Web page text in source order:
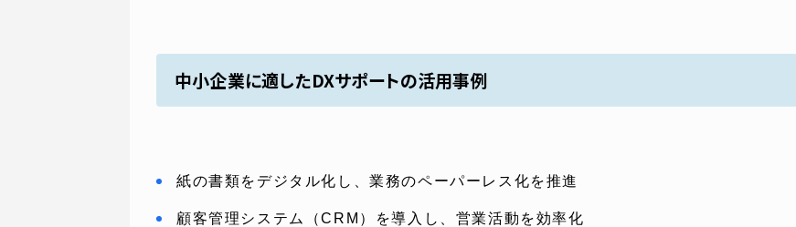
中小企業に適したDXサポートの活用事例
紙の書類をデジタル化し、業務のペーパーレス化を推進
顧客管理システム（CRM）を導入し、営業活動を効率化